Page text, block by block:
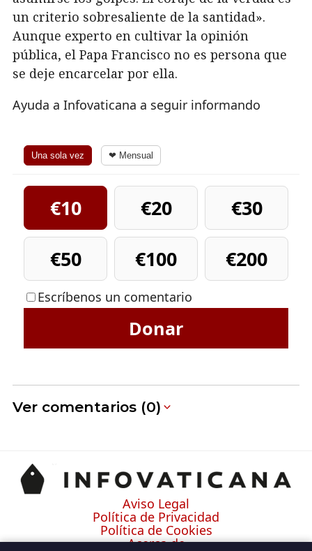
Ayuda a Infovaticana a seguir informando
Una sola vez ❤ Mensual
€10 €20
€30
€50
€100 €200
Escríbenos un comentario
Donar
Ver comentarios (0)
Aviso Legal
Política de Privacidad
Política de Cookies
Acerca de